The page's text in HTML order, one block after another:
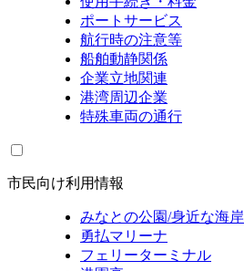
ポートサービス
航行時の注意等
船舶動静関係
企業立地関連
港湾周辺企業
特殊車両の通行
市民向け利用情報
みなとの公園/身近な海岸
勇払マリーナ
フェリーターミナル